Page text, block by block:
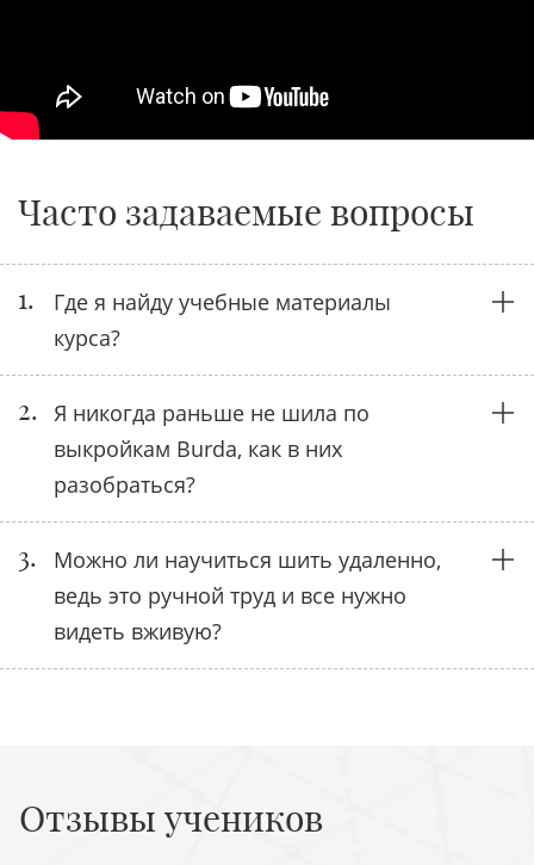
Часто задаваемые вопросы
1.
Где я найду учебные материалы
курса?
2. Я никогда раньше не шила по
выкройкам Burda, как в них
разобраться?
3.
Можно ли научиться шить удаленно,
ведь это ручной труд и все нужно
видеть вживую?
Отзывы учеников